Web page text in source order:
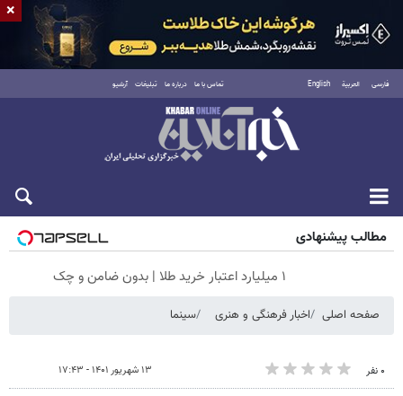
فارسی العربية English تماس با ما درباره ما تبلیغات آرشیو
جمعه ۱۶ مرداد ۱۴۰۵
مطالب پیشنهادی
۱ میلیارد اعتبار خرید طلا | بدون ضامن و چک
صفحه اصلی اخبار فرهنگی و هنری سینما
۰ نفر ۱۳ شهریور ۱۴۰۱ - ۱۷:۴۳
×